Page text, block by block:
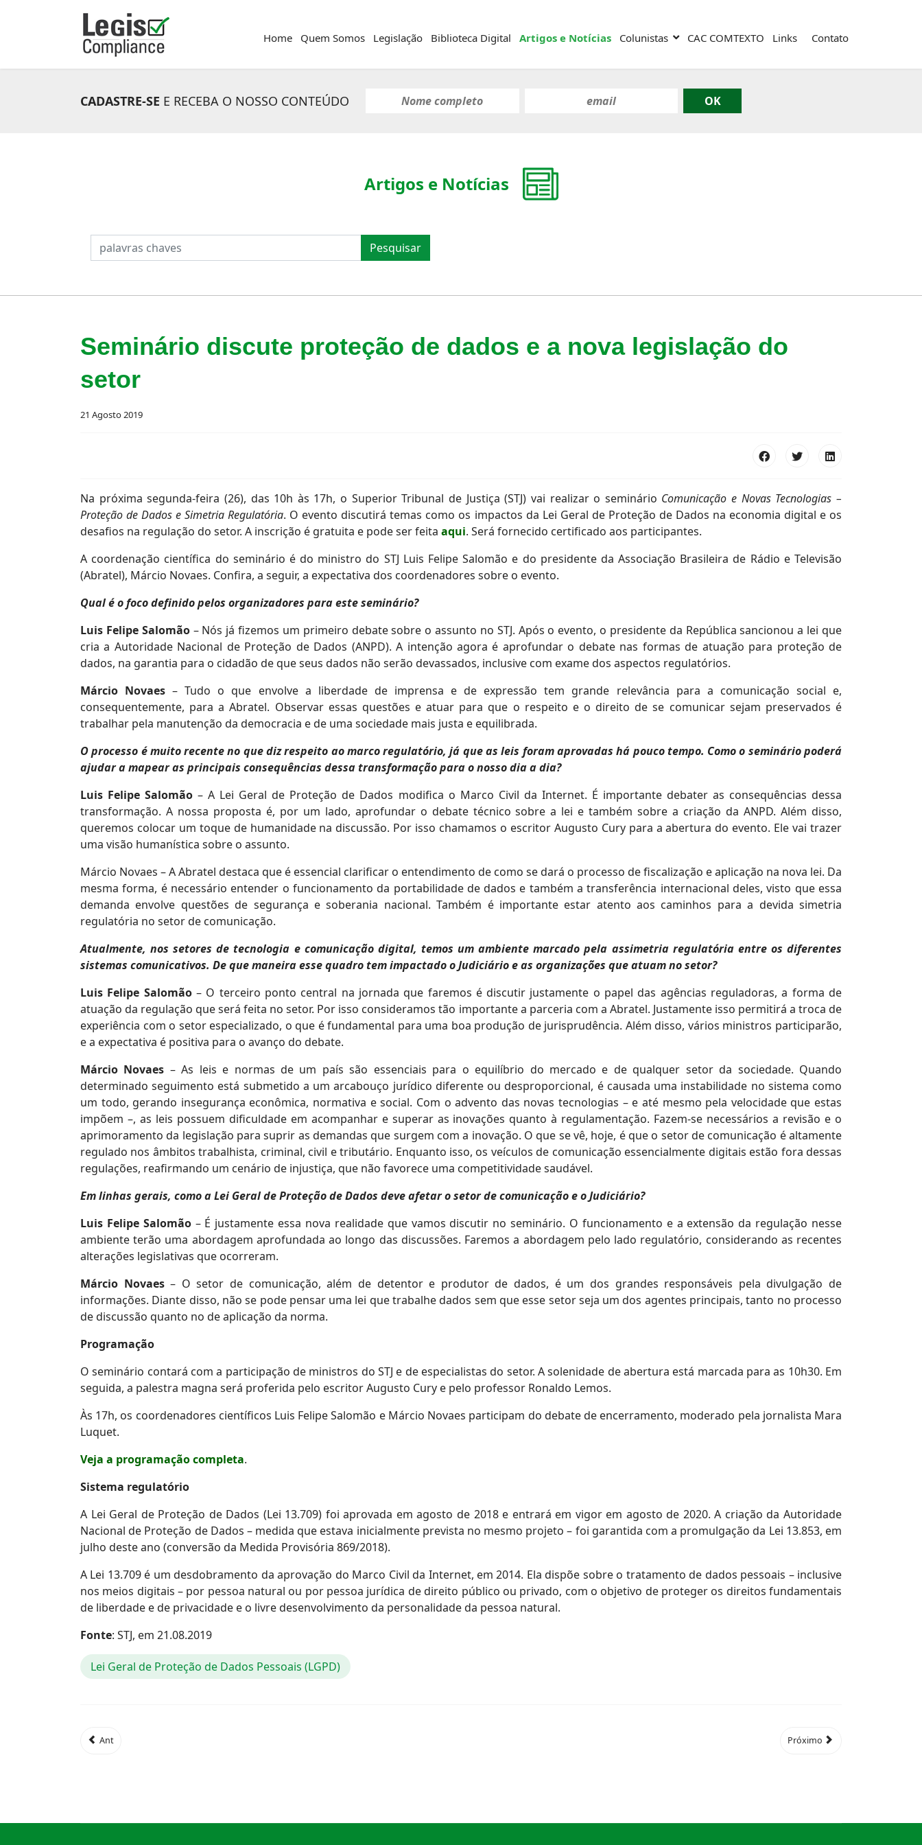
Home Quem Somos Legislação Biblioteca Digital Artigos e Notícias Colunistas CAC COMTEXTO Links Contato
CADASTRE-SE E RECEBA O NOSSO CONTEÚDO
PESQUISAR Pesquisar
Artigos e Notícias
Seminário discute proteção de dados e a nova legislação do
setor
21 Agosto 2019
Na próxima segunda-feira (26), das 10h às 17h, o Superior Tribunal de Justiça (STJ) vai realizar o seminário Comunicação e Novas Tecnologias –
Proteção de Dados e Simetria Regulatória. O evento discutirá temas como os impactos da Lei Geral de Proteção de Dados na economia digital e os
desafios na regulação do setor. A inscrição é gratuita e pode ser feita aqui. Será fornecido certificado aos participantes.
A coordenação científica do seminário é do ministro do STJ Luis Felipe Salomão e do presidente da Associação Brasileira de Rádio e Televisão
(Abratel), Márcio Novaes. Confira, a seguir, a expectativa dos coordenadores sobre o evento.
Qual é o foco definido pelos organizadores para este seminário?
Luis Felipe Salomão– Nós já fizemos um primeiro debate sobre o assunto no STJ. Após o evento, o presidente da República sancionou a lei que
cria a Autoridade Nacional de Proteção de Dados (ANPD). A intenção agora é aprofundar o debate nas formas de atuação para proteção de
dados, na garantia para o cidadão de que seus dados não serão devassados, inclusive com exame dos aspectos regulatórios.
Márcio Novaes – Tudo o que envolve a liberdade de imprensa e de expressão tem grande relevância para a comunicação social e,
consequentemente, para a Abratel. Observar essas questões e atuar para que o respeito e o direito de se comunicar sejam preservados é
trabalhar pela manutenção da democracia e de uma sociedade mais justa e equilibrada.
O processo é muito recente no que diz respeito ao marco regulatório, já que as leis foram aprovadas há pouco tempo. Como o seminário poderá
ajudar a mapear as principais consequências dessa transformação para o nosso dia a dia?
Luis Felipe Salomão – A Lei Geral de Proteção de Dados modifica o Marco Civil da Internet. É importante debater as consequências dessa
transformação. A nossa proposta é, por um lado, aprofundar o debate técnico sobre a lei e também sobre a criação da ANPD. Além disso,
queremos colocar um toque de humanidade na discussão. Por isso chamamos o escritor Augusto Cury para a abertura do evento. Ele vai trazer
uma visão humanística sobre o assunto.
Márcio Novaes – A Abratel destaca que é essencial clarificar o entendimento de como se dará o processo de fiscalização e aplicação na nova lei. Da
mesma forma, é necessário entender o funcionamento da portabilidade de dados e também a transferência internacional deles, visto que essa
demanda envolve questões de segurança e soberania nacional. Também é importante estar atento aos caminhos para a devida simetria
regulatória no setor de comunicação.
Atualmente, nos setores de tecnologia e comunicação digital, temos um ambiente marcado pela assimetria regulatória entre os diferentes
sistemas comunicativos. De que maneira esse quadro tem impactado o Judiciário e as organizações que atuam no setor?
Luis Felipe Salomão– O terceiro ponto central na jornada que faremos é discutir justamente o papel das agências reguladoras, a forma de
atuação da regulação que será feita no setor. Por isso consideramos tão importante a parceria com a Abratel. Justamente isso permitirá a troca de
experiência com o setor especializado, o que é fundamental para uma boa produção de jurisprudência. Além disso, vários ministros participarão,
e a expectativa é positiva para o avanço do debate.
Márcio Novaes – As leis e normas de um país são essenciais para o equilíbrio do mercado e de qualquer setor da sociedade. Quando
determinado seguimento está submetido a um arcabouço jurídico diferente ou desproporcional, é causada uma instabilidade no sistema como
um todo, gerando insegurança econômica, normativa e social. Com o advento das novas tecnologias – e até mesmo pela velocidade que estas
impõem –, as leis possuem dificuldade em acompanhar e superar as inovações quanto à regulamentação. Fazem-se necessários a revisão e o
aprimoramento da legislação para suprir as demandas que surgem com a inovação. O que se vê, hoje, é que o setor de comunicação é altamente
regulado nos âmbitos trabalhista, criminal, civil e tributário. Enquanto isso, os veículos de comunicação essencialmente digitais estão fora dessas
regulações, reafirmando um cenário de injustiça, que não favorece uma competitividade saudável.
Em linhas gerais, como a Lei Geral de Proteção de Dados deve afetar o setor de comunicação e o Judiciário?
Luis Felipe Salomão– É justamente essa nova realidade que vamos discutir no seminário. O funcionamento e a extensão da regulação nesse
ambiente terão uma abordagem aprofundada ao longo das discussões. Faremos a abordagem pelo lado regulatório, considerando as recentes
alterações legislativas que ocorreram.
Márcio Novaes– O setor de comunicação, além de detentor e produtor de dados, é um dos grandes responsáveis pela divulgação de
informações. Diante disso, não se pode pensar uma lei que trabalhe dados sem que esse setor seja um dos agentes principais, tanto no processo
de discussão quanto no de aplicação da norma.
Programação
O seminário contará com a participação de ministros do STJ e de especialistas do setor. A solenidade de abertura está marcada para as 10h30. Em
seguida, a palestra magna será proferida pelo escritor Augusto Cury e pelo professor Ronaldo Lemos.
Às 17h, os coordenadores científicos Luis Felipe Salomão e Márcio Novaes participam do debate de encerramento, moderado pela jornalista Mara
Luquet.
Veja a programação completa.
Sistema regulatório
A Lei Geral de Proteção de Dados (Lei 13.709) foi aprovada em agosto de 2018 e entrará em vigor em agosto de 2020. A criação da Autoridade
Nacional de Proteção de Dados – medida que estava inicialmente prevista no mesmo projeto – foi garantida com a promulgação da Lei 13.853, em
julho deste ano (conversão da Medida Provisória 869/2018).
A Lei 13.709 é um desdobramento da aprovação do Marco Civil da Internet, em 2014. Ela dispõe sobre o tratamento de dados pessoais – inclusive
nos meios digitais – por pessoa natural ou por pessoa jurídica de direito público ou privado, com o objetivo de proteger os direitos fundamentais
de liberdade e de privacidade e o livre desenvolvimento da personalidade da pessoa natural.
Fonte: STJ, em 21.08.2019
Lei Geral de Proteção de Dados Pessoais (LGPD)
Ant Próximo